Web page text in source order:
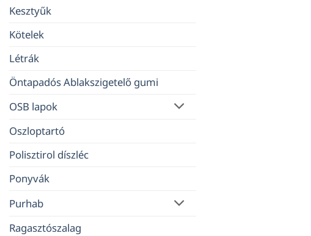
Kesztyűk
Kötelek
Létrák
Öntapadós Ablakszigetelő gumi
OSB lapok
Oszloptartó
Polisztirol díszléc
Ponyvák
Purhab
Ragasztószalag